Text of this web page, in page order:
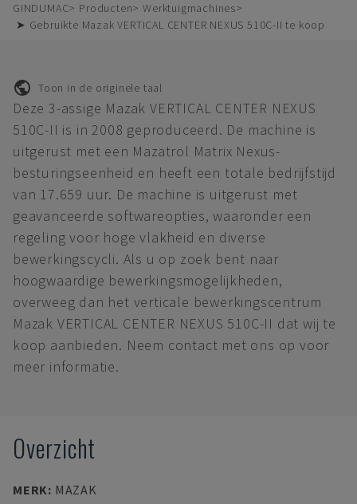
GINDUMAC Producten
Werktuigmachines
➤ Gebruikte Mazak VERTICAL CENTER NEXUS 510C-II te koop
Toon in de originele taal
Deze 3-assige Mazak VERTICAL CENTER NEXUS
510C-II is in 2008 geproduceerd. De machine is
uitgerust met een Mazatrol Matrix Nexus-
besturingseenheid en heeft een totale bedrijfstijd
van 17.659 uur. De machine is uitgerust met
geavanceerde softwareopties, waaronder een
regeling voor hoge vlakheid en diverse
bewerkingscycli. Als u op zoek bent naar
hoogwaardige bewerkingsmogelijkheden,
overweeg dan het verticale bewerkingscentrum
Mazak VERTICAL CENTER NEXUS 510C-II dat wij te
koop aanbieden. Neem contact met ons op voor
meer informatie.
Overzicht
MERK: MAZAK